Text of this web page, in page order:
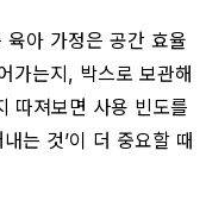
아 가정은 공간 효율
가는지, 박스로 보관해
따져보면 사용 빈도를
는 것’이 더 중요할 때